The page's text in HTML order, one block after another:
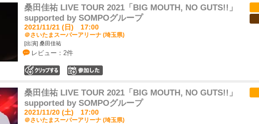
桑田佳祐 LIVE TOUR 2021「BIG MOUTH, NO GUTS!!」
supported by SOMPOグループ
2021/11/21 (日) 17:00
＠さいたまスーパーアリーナ (埼玉県)
[出演] 桑田佳祐
レビュー：2件
桑田佳祐 LIVE TOUR 2021「BIG MOUTH, NO GUTS!!」
supported by SOMPOグループ
2021/11/20 (土) 17:00
＠さいたまスーパーアリーナ (埼玉県)